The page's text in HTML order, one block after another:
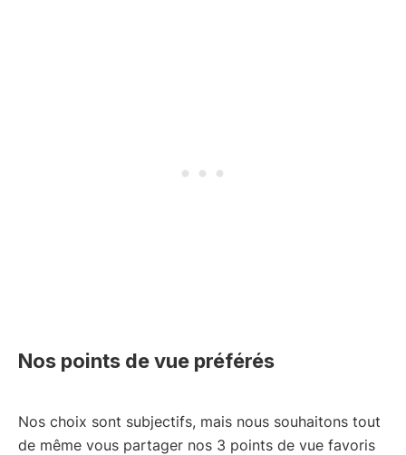
Nos points de vue préférés
Nos choix sont subjectifs, mais nous souhaitons tout
de même vous partager nos 3 points de vue favoris